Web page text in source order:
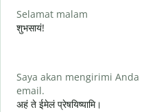
Selamat malam
शुभसायं!
Saya akan mengirimi Anda
email.
अहं ते ईमेलं प्रेषयिष्यामि।